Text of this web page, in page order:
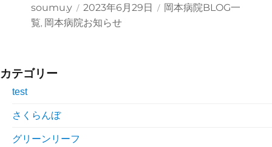
投
稿
soumu.y
投
稿
日:
2023年6月29日
カ
岡本病院BLOG一
覧, 岡本病院お知らせ
カテゴリー
test
さくらんぼ
グリーンリーフ